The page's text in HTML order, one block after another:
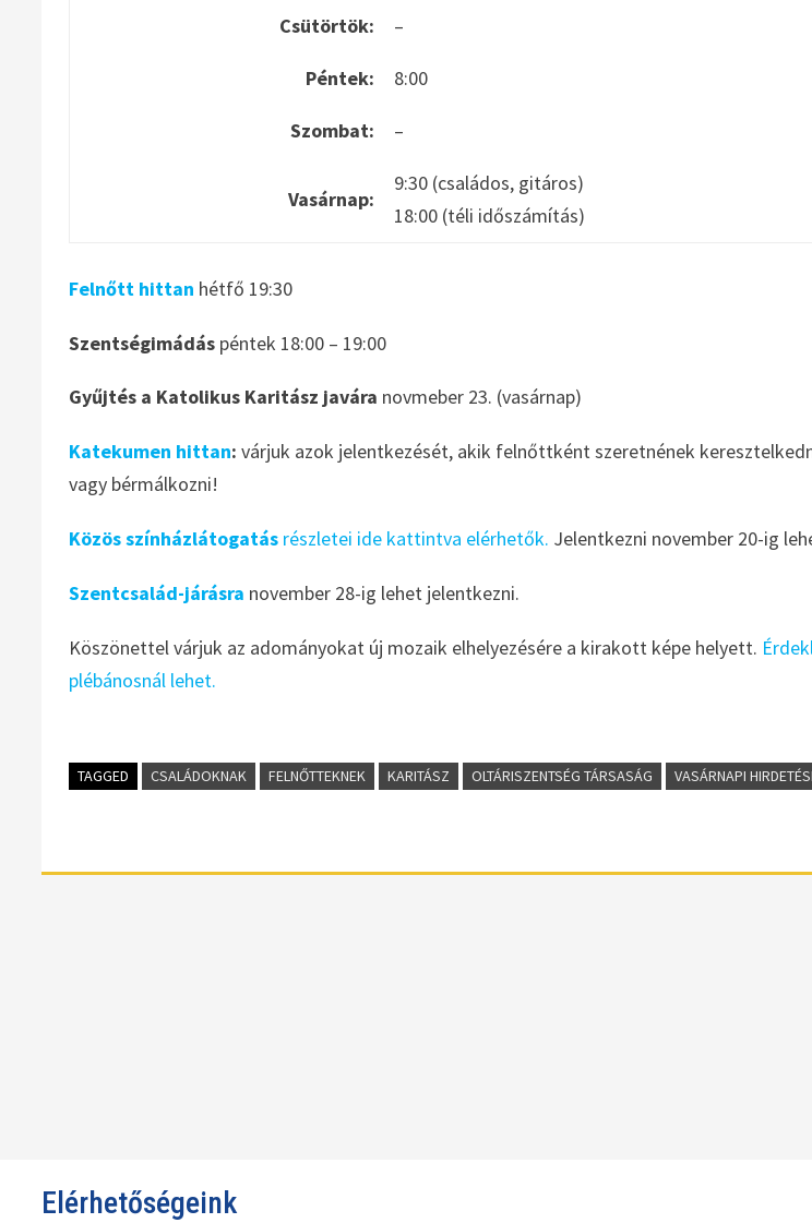
Csütörtök: –
Péntek: 8:00
Szombat: –
Vasárnap:
9:30 (családos, gitáros)
18:00 (téli időszámítás)
Felnőtt hittan hétfő 19:30
Szentségimádás péntek 18:00 – 19:00
Gyűjtés a Katolikus Karitász javára novmeber 23. (vasárnap)
Katekumen hittan: várjuk azok jelentkezését, akik felnőttként szeretnének
vagy bérmálkozni!
Közös színházlátogatás részletei ide kattintva elérhetők. Jelentkezni november 20-ig
Szentcsalád-járásra november 28-ig lehet jelentkezni.
Köszönettel várjuk az adományokat új mozaik elhelyezésére a kirakott képe helyett.
plébánosnál lehet.
TAGGED CSALÁDOKNAK FELNŐTTEKNEK KARITÁSZ OLTÁRISZENTSÉG TÁRSASÁG VASÁRNAPI
Elérhetőségeink